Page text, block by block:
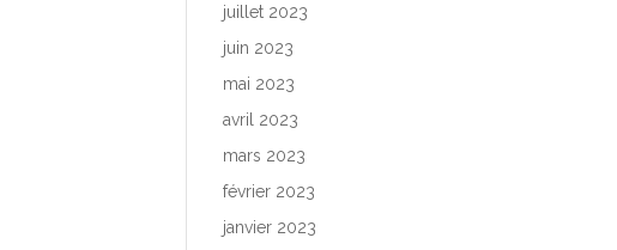
juillet 2023
juin 2023
mai 2023
avril 2023
mars 2023
février 2023
janvier 2023